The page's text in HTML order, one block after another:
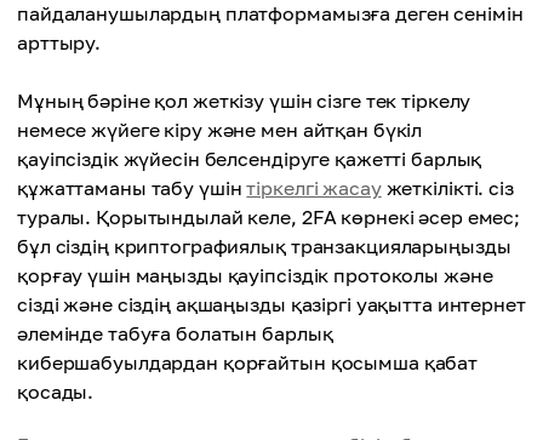
пайдаланушылардың платформамызға деген сенімін
арттыру.
Мұның бәріне қол жеткізу үшін сізге тек тіркелу
немесе жүйеге кіру және мен айтқан бүкіл
қауіпсіздік жүйесін белсендіруге қажетті барлық
құжаттаманы табу үшінтіркелгі жасаужеткілікті. сіз
туралы. Қорытындылай келе, 2FA көрнекі әсер емес;
бұл сіздің криптографиялық транзакцияларыңызды
қорғау үшін маңызды қауіпсіздік протоколы және
сізді және сіздің ақшаңызды қазіргі уақытта интернет
әлемінде табуға болатын барлық
кибершабуылдардан қорғайтын қосымша қабат
қосады.